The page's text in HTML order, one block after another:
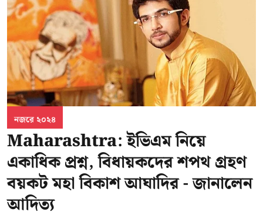
নজরে ২০২৪
Maharashtra: ইভিএম নিয়ে
একাধিক প্রশ্ন, বিধায়কদের শপথ গ্রহণ
বয়কট মহা বিকাশ আঘাদির - জানালেন
আদিত্য